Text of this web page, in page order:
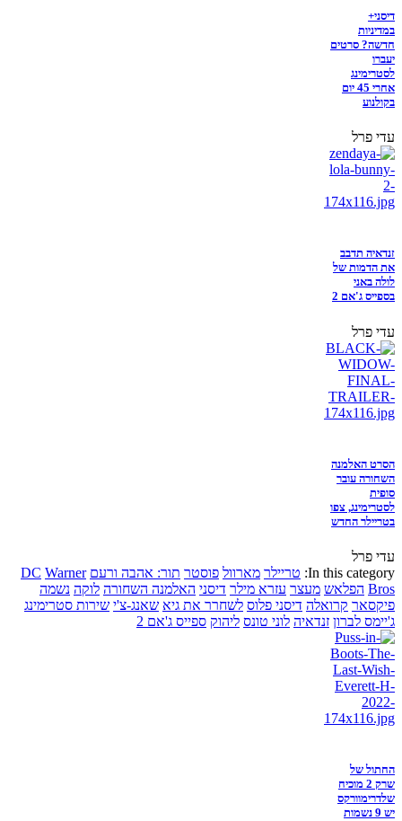
דיסני+
במדיניות
חדשה? סרטים
יעברו
לסטרימינג
אחרי 45 יום
בקולנוע
עדי פרל
זנדאיה תדבב
את הדמות של
לולה באני
בספייס ג'אם 2
עדי פרל
הסרט האלמנה
השחורה עובר
סופית
לסטרימינג, צפו
בטריילר החדש
עדי פרל
In this category: טריילר מארוול פוסטר תור: אהבה ורעם DC Warner
Bros הפלאש מעצר עזרא מילר דיסני האלמנה השחורה לוקה נשמה
פיקסאר קרואלה דיסני פלוס לשחרר את גיא שאנג-צ'י שירות סטרימינג
ג'יימס לברון זנדאיה לוני טונס ליהוק ספייס ג'אם 2
החתול של
שרק 2 מוכיח
שלדרימוורקס
יש 9 נשמות